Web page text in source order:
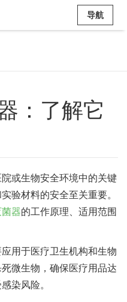
导航
：了解它
院或生物安全环境中的关键
验材料的安全至关重要。
器的工作原理、适用范围
应用于医疗卫生机构和生物
微生物，确保医疗用品达
染风险。